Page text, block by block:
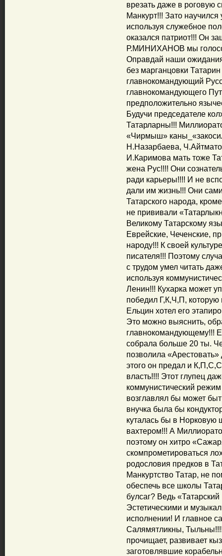
врезать даже в роговую
Манкурт!!! Зато научился
используя служебное
оказался патриот!!! Он
Р.МИНИХАНОВ мы
Оправдай наши
без марганцовки
главнокомандующий
главнокомандующего
предположительно
Будучи председателе
Татарларны!!!
«Чирмыш»
Н.Назарбаева,
И.Каримова мать тоже
жена Рус!!!! Они
ради карьеры!!!! И не
дали им жизнь!!! Они
Татарского народа,
не прививали
Великому Татарскому
Еврейские, Чеченские,
народу!!! К своей
писателя!!! Поэтому
с трудом умел читать
используя
Ленин!!! Кухарка может
победил Г,К,Ч,П,
Ельцин хотел его
Это можно выяснить,
главнокомандующему!!!
собрала больше 20 ты.
позволила
этого он предал и
власть!!!! Этот глупец
коммунистический
возглавлял бы может
внучка была бы
куталась бы в Норковую
вахтером!!! А
поэтому он хитро
скомпрометироваться
родословия предков в
Манкуртство Татар, не
обеспечь все школы
булсаг? Ведь
Эстетическими и
исполнении! И главное
Салямятликны,
прочищает, развивает
заготовлявшие